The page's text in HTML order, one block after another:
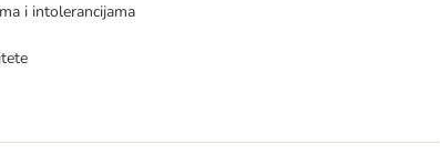
i intolerancijama